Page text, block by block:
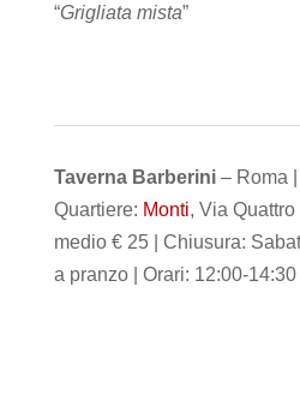
“Grigliata mista”
Taverna Barberini– Roma |
Quartiere: Monti, Via
medio € 25 | Chiusura:
a pranzo | Orari: 12:00-